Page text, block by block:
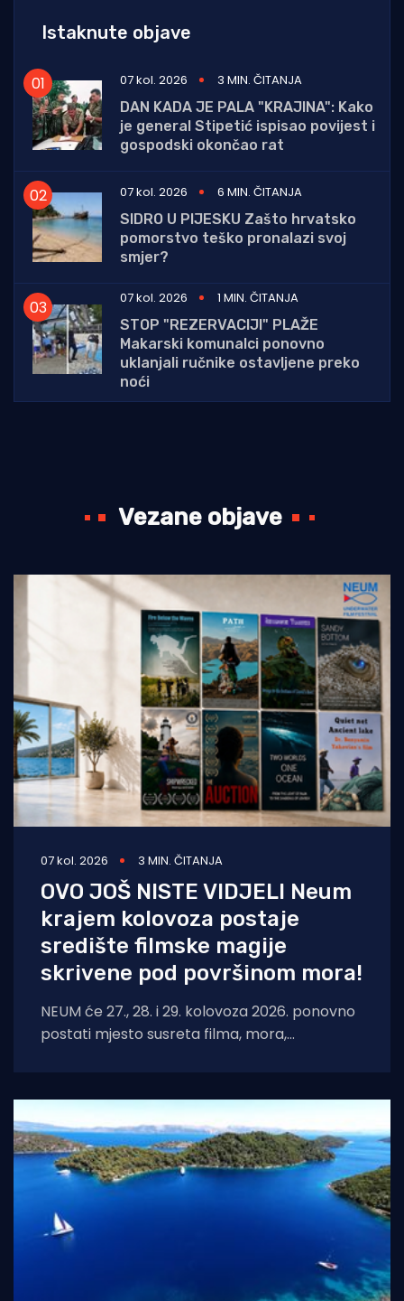
Istaknute objave
07 kol. 2026
3 MIN. ČITANJA
DAN KADA JE PALA "KRAJINA": Kako
je general Stipetić ispisao povijest i
gospodski okončao rat
07 kol. 2026
6 MIN. ČITANJA
SIDRO U PIJESKU Zašto hrvatsko
pomorstvo teško pronalazi svoj
smjer?
07 kol. 2026
1 MIN. ČITANJA
STOP "REZERVACIJI" PLAŽE
Makarski komunalci ponovno
uklanjali ručnike ostavljene preko
noći
Vezane objave
07 kol. 2026 3 MIN. ČITANJA
OVO JOŠ NISTE VIDJELI Neum
krajem kolovoza postaje
središte filmske magije
skrivene pod površinom mora!
NEUM će 27., 28. i 29. kolovoza 2026. ponovno
postati mjesto susreta filma, mora,